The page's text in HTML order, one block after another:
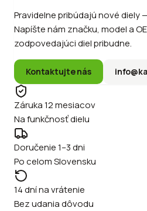
Pravidelne pribúdajú nové diely
Napíšte nám značku, model a
zodpovedajúci diel pribudne.
Kontaktujte nás
Záruka 12 mesiacov
Na funkčnosť dielu
Doručenie 1–3 dni
Po celom Slovensku
14 dní na vrátenie
Bez udania dôvodu